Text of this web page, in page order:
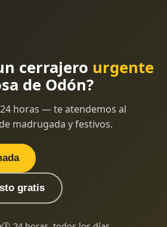
cerrajero urgente
de Odón?
horas — te atendemos al
madrugada y festivos.
gratis